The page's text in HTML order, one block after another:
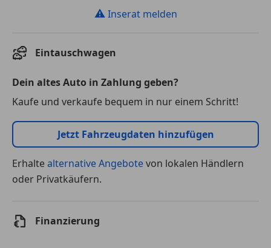
⚠ Inserat melden
Eintauschwagen
Dein altes Auto in Zahlung geben?
Kaufe und verkaufe bequem in nur einem Schritt!
Jetzt Fahrzeugdaten hinzufügen
Erhaltealternative Angebotevon lokalen Händlern
oder Privatkäufern.
Finanzierung